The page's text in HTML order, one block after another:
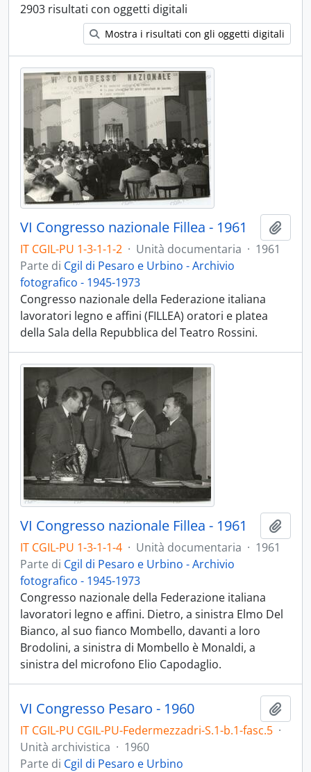
2903 risultati con oggetti digitali
Mostra i risultati con gli oggetti digitali
VI Congresso nazionale Fillea - 1961
IT CGIL-PU 1-3-1-1-2 · Unità documentaria · 1961
Parte di Cgil di Pesaro e Urbino - Archivio
fotografico - 1945-1973
Congresso nazionale della Federazione italiana
lavoratori legno e affini (FILLEA) oratori e platea
della Sala della Repubblica del Teatro Rossini.
VI Congresso nazionale Fillea - 1961
IT CGIL-PU 1-3-1-1-4 · Unità documentaria · 1961
Parte di Cgil di Pesaro e Urbino - Archivio
fotografico - 1945-1973
Congresso nazionale della Federazione italiana
lavoratori legno e affini. Dietro, a sinistra Elmo Del
Bianco, al suo fianco Mombello, davanti a loro
Brodolini, a sinistra di Mombello è Monaldi, a
sinistra del microfono Elio Capodaglio.
VI Congresso Pesaro - 1960
IT CGIL-PU CGIL-PU-Federmezzadri-S.1-b.1-fasc.5 ·
Unità archivistica · 1960
Parte di Cgil di Pesaro e Urbino